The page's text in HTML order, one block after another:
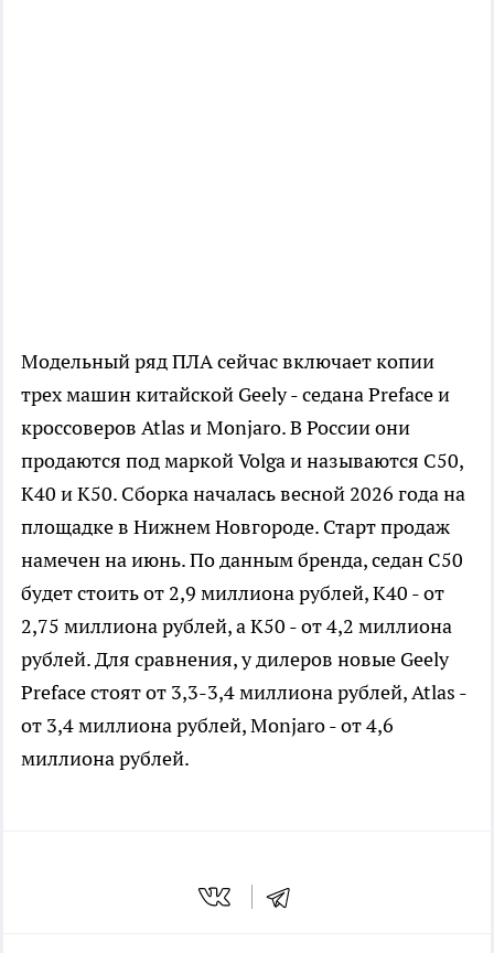
Модельный ряд ПЛА сейчас включает копии
трех машин китайской Geely - седана Preface и
кроссоверов Atlas и Monjaro. В России они
продаются под маркой Volga и называются С50,
K40 и K50. Сборка началась весной 2026 года на
площадке в Нижнем Новгороде. Старт продаж
намечен на июнь. По данным бренда, седан С50
будет стоить от 2,9 миллиона рублей, K40 - от
2,75 миллиона рублей, а K50 - от 4,2 миллиона
рублей. Для сравнения, у дилеров новые Geely
Preface стоят от 3,3-3,4 миллиона рублей, Atlas -
от 3,4 миллиона рублей, Monjaro - от 4,6
миллиона рублей.